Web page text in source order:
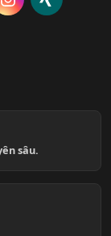
sâu.